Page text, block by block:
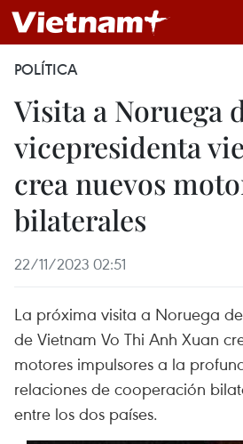
POLÍTICA
Visita a Noruega
vicepresidenta
crea nuevos
bilaterales
22/11/2023 02:51
La próxima visita a Noruega
de Vietnam Vo Thi Anh Xuan
motores impulsores a la
relaciones de cooperación
entre los dos países.